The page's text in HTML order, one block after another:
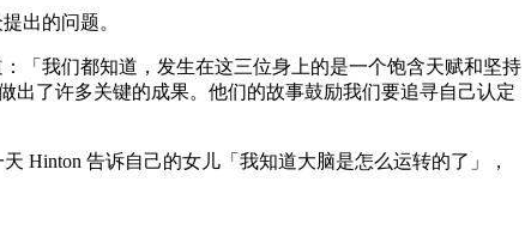
出的问题。
「我们都知道，发生在这三位身上的是一个饱含天赋和坚持
出了许多关键的成果。他们的故事鼓励我们要追寻自己认定
Hinton 告诉自己的女儿「我知道大脑是怎么运转的了」，